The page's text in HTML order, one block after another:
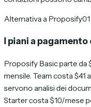
Alternativa a Proposify01
I piani a
Proposify Basic parte
mensile. Team costa $41
servono analisi dei
Starter costa $10/mese